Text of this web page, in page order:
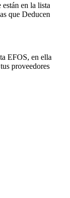
en la lista
que Deducen
EFOS, en ella
proveedores